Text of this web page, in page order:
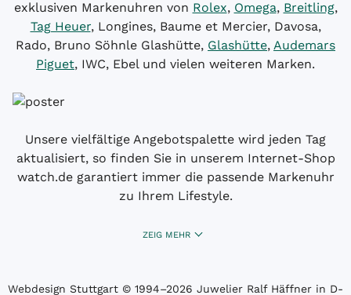
exklusiven Markenuhren von Rolex, Omega, Breitling,
Tag Heuer, Longines, Baume et Mercier, Davosa,
Rado, Bruno Söhnle Glashütte, Glashütte, Audemars
Piguet, IWC, Ebel und vielen weiteren Marken.
Unsere vielfältige Angebotspalette wird jeden Tag
aktualisiert, so finden Sie in unserem Internet-Shop
watch.de garantiert immer die passende Markenuhr
zu Ihrem Lifestyle.
ZEIG MEHR
Webdesign Stuttgart © 1994­–2026 Juwelier Ralf Häffner in D-